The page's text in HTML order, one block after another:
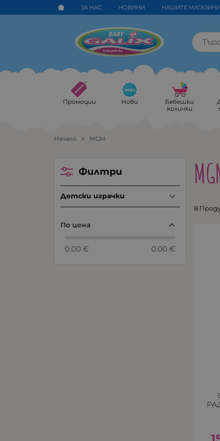
ЗА НАС НОВИНИ НАШИТЕ МАГАЗИНИ
Промоции Нови
Бебешки
колички
Начало MGM
8
Филтри
Детски играчки
По цена
0.00 € 0.00 €